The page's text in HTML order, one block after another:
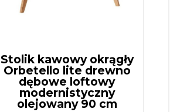
Stolik kawowy okrągły
Orbetello lite drewno
dębowe loftowy
modernistyczny
olejowany 90 cm